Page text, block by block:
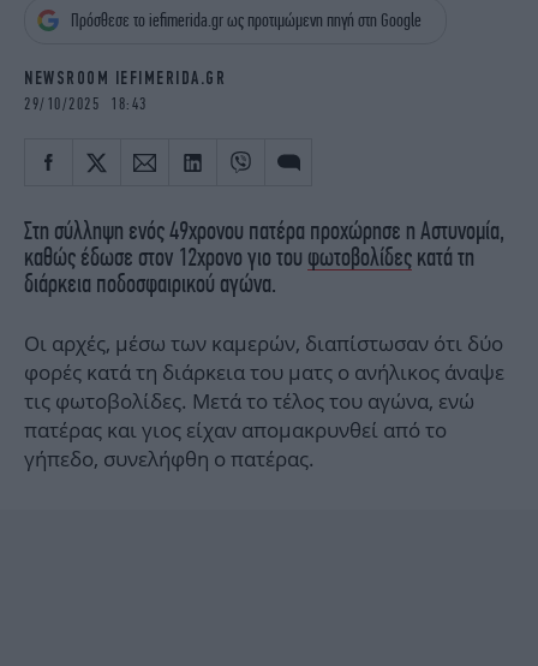
OSCARS
THE OCEAN
Πρόσθεσε το iefimerida.gr ως προτιμώμενη πηγή στη Google
NEWSROOM IEFIMERIDA.GR
29/10/2025 18:43
Στη σύλληψη ενός 49χρονου πατέρα προχώρησε η Αστυνομία,
καθώς έδωσε στον 12χρονο γιο του φωτοβολίδες κατά τη
διάρκεια ποδοσφαιρικού αγώνα.
Οι αρχές, μέσω των καμερών, διαπίστωσαν ότι δύο
φορές κατά τη διάρκεια του ματς ο ανήλικος άναψε
τις φωτοβολίδες. Μετά το τέλος του αγώνα, ενώ
πατέρας και γιος είχαν απομακρυνθεί από το
γήπεδο, συνελήφθη ο πατέρας.